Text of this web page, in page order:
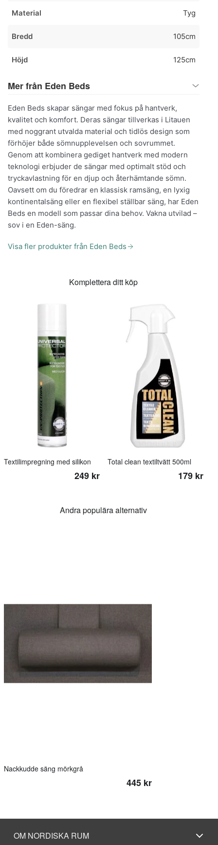
Material Tyg
Bredd 105cm
Höjd 125cm
Mer från Eden Beds
Eden Beds skapar sängar med fokus på hantverk,
kvalitet och komfort. Deras sängar tillverkas i Litauen
med noggrant utvalda material och tidlös design som
förhöjer både sömnupplevelsen och sovrummet.
Genom att kombinera gediget hantverk med modern
teknologi erbjuder de sängar med optimalt stöd och
tryckavlastning för en djup och återhämtande sömn.
Oavsett om du föredrar en klassisk ramsäng, en lyxig
kontinentalsäng eller en flexibel ställbar säng, har Eden
Beds en modell som passar dina behov. Vakna utvilad –
sov i en Eden-säng.
Visa fler produkter från Eden Beds
Komplettera ditt köp
Textilimpregning med silikon
249 kr
Total clean textiltvätt 500ml
179 kr
Andra populära alternativ
Nackkudde säng mörkgrå
445 kr
OM NORDISKA RUM